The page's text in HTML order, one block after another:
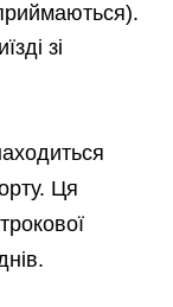
зі
Ця